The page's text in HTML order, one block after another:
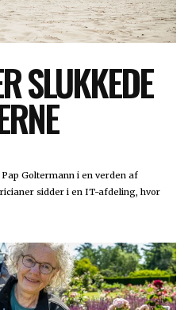
SLUKKEDE
Goltermann i en verden af
sidder i en IT-afdeling, hvor